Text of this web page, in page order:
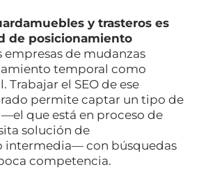
y trasteros es
de posicionamiento
empresas de mudanzas
temporal como
Trabajar el SEO de ese
permite captar un tipo de
que está en proceso de
solución de
intermedia— con búsquedas
competencia.